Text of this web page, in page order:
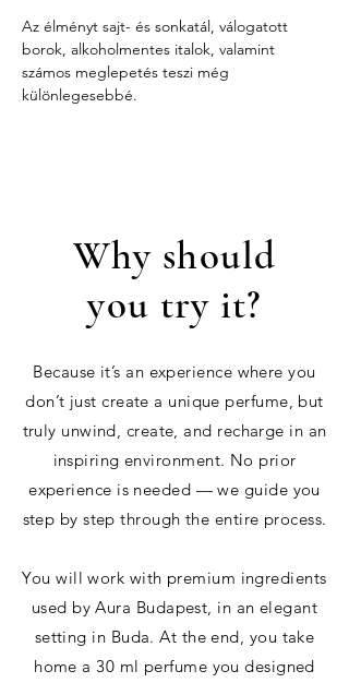
Az élményt sajt- és sonkatál, válogatott
borok, alkoholmentes italok, valamint
számos meglepetés teszi még
különlegesebbé.
Why should
you try it?
Because it’s an experience where you
don’t just create a unique perfume, but
truly unwind, create, and recharge in an
inspiring environment. No prior
experience is needed — we guide you
step by step through the entire process.
You will work with premium ingredients
used by Aura Budapest, in an elegant
setting in Buda. At the end, you take
home a 30 ml perfume you designed